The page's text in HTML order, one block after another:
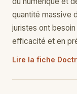
quantité massive
juristes ont
efficacité et en
Lire la fiche